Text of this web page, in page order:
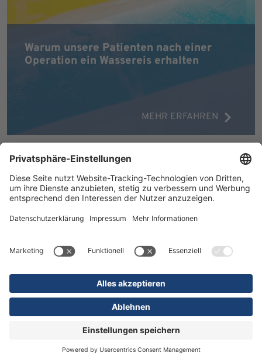
Warum unsere Patienten nach einer
Operation ein Wassereis erhalten
MEHR ERFAHREN
16.07.2026 Kliniken Orthopädie